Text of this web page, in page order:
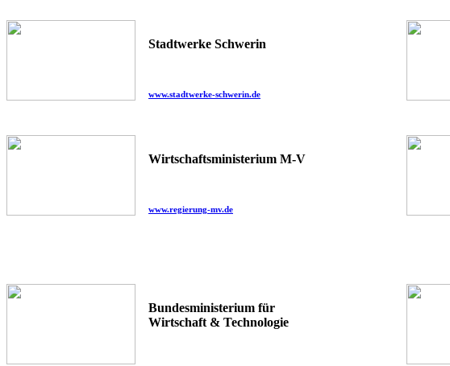
Stadtwerke Schwerin
www.stadtwerke-schwerin.de
Wirtschaftsministerium M-V
www.regierung-mv.de
Bundesministerium für
Wirtschaft & Technologie